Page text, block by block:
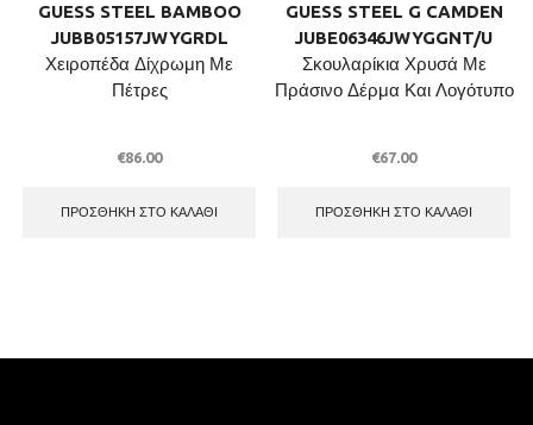
GUESS STEEL BAMBOO
JUBB05157JWYGRDL
Χειροπέδα Δίχρωμη Με
Πέτρες
€86.00
ΠΡΟΣΘΉΚΗ ΣΤΟ ΚΑΛΆΘΙ
GUESS STEEL G CAMDEN
JUBE06346JWYGGNT/U
Σκουλαρίκια Χρυσά Με
Πράσινο Δέρμα Και Λογότυπο
€67.00
ΠΡΟΣΘΉΚΗ ΣΤΟ ΚΑΛΆΘΙ